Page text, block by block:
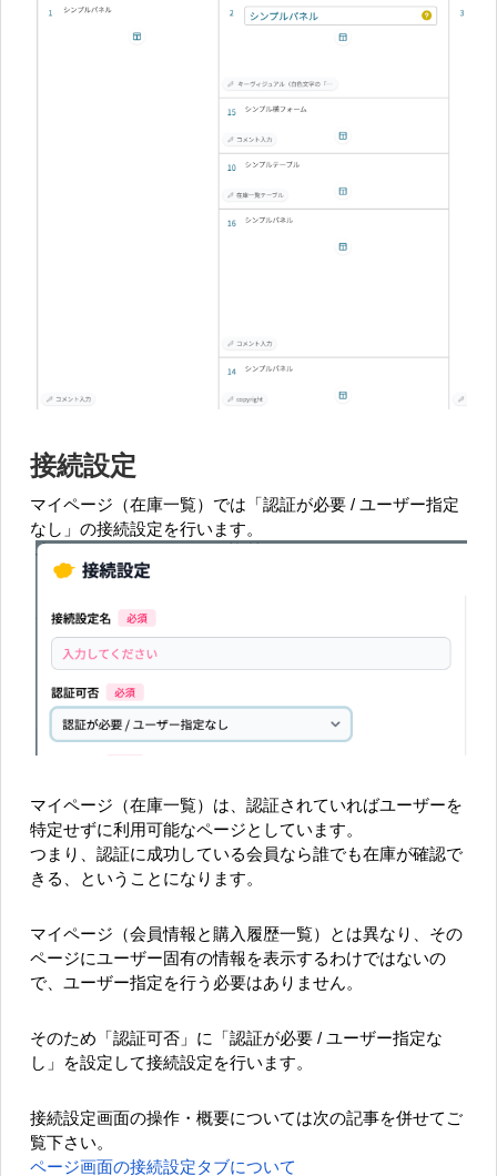
接続設定
マイページ（在庫一覧）では「認証が必要 / ユーザー指定
なし」の接続設定を行います。
マイページ（在庫一覧）は、認証されていればユーザーを
特定せずに利用可能なページとしています。
つまり、認証に成功している会員なら誰でも在庫が確認で
きる、ということになります。
マイページ（会員情報と購入履歴一覧）とは異なり、その
ページにユーザー固有の情報を表示するわけではないの
で、ユーザー指定を行う必要はありません。
そのため「認証可否」に「認証が必要 / ユーザー指定な
し」を設定して接続設定を行います。
接続設定画面の操作・概要については次の記事を併せてご
覧下さい。
ページ画面の接続設定タブについて